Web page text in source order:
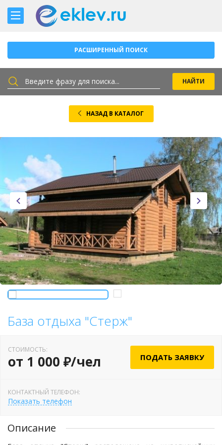
РАСШИРЕННЫЙ ПОИСК
НАЗАД В КАТАЛОГ
База отдыха "Стерж"
СТОИМОСТЬ:
от 1 000 ₽/чел ПОДАТЬ ЗАЯВКУ
КОНТАКТНЫЙ ТЕЛЕФОН:
Показать телефон
Описание